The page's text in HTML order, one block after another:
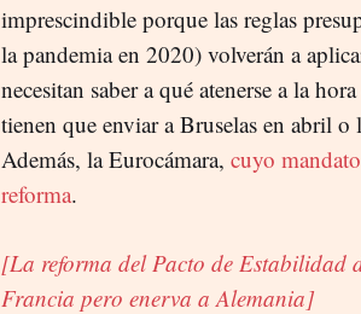
imprescindible porque las reglas
la pandemia en 2020) volverán a
necesitan saber a qué atenerse a la
tienen que enviar a Bruselas en abril
Además, la Eurocámara, cuyo
reforma.
[La reforma del Pacto de Estabilidad
Francia pero enerva a Alemania]